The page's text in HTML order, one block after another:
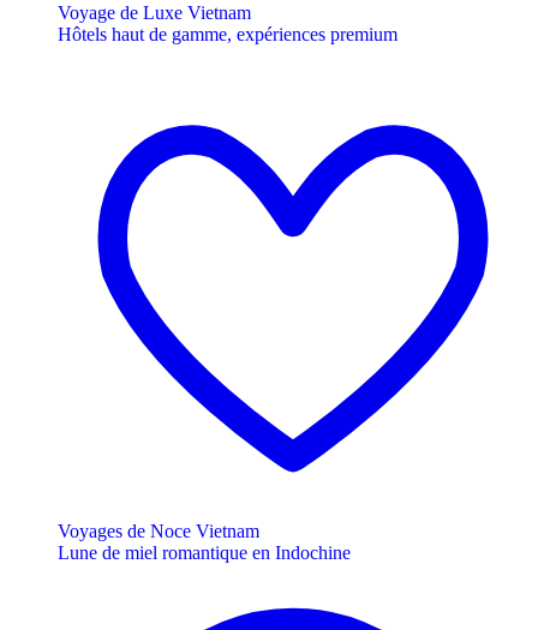
Voyage de Luxe Vietnam
Hôtels haut de gamme, expériences premium
Voyages de Noce Vietnam
Lune de miel romantique en Indochine